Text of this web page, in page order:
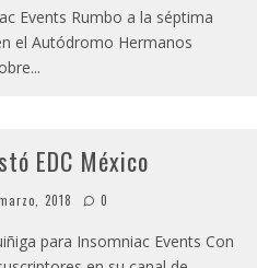
Events Rumbo a la séptima
el Autódromo Hermanos
...
EDC México
2018 0
para Insomniac Events Con